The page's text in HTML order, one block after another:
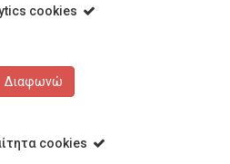
cookies
Διαφωνώ
cookies